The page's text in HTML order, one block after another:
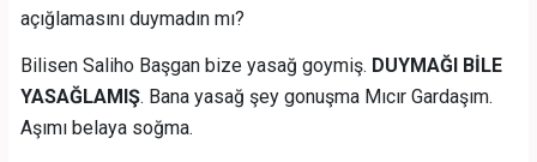
açığlamasını duymadın mı?
Bilisen Saliho Başgan bize yasağ goymiş. DUYMAĞI BİLE
YASAĞLAMIŞ. Bana yasağ şey gonuşma Mıcır Gardaşım.
Aşımı belaya soğma.